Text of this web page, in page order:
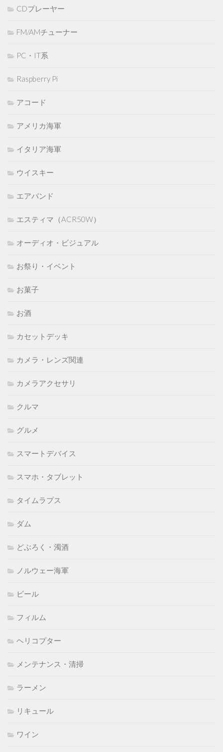
CDプレーヤー
FM/AMチューナー
PC・IT系
Raspberry Pi
アコード
アメリカ海軍
イタリア海軍
ウイスキー
エアバンド
エスティマ（ACR50W）
オーディオ・ビジュアル
お祭り・イベント
お菓子
お酒
カセットデッキ
カメラ・レンズ関連
カメラアクセサリ
クルマ
グルメ
スマートデバイス
スマホ・タブレット
タイムラプス
ダム
どぶろく・濁酒
ノルウェー海軍
ビール
フィルム
ヘリコプター
メンテナンス・清掃
ラーメン
リキュール
ワイン